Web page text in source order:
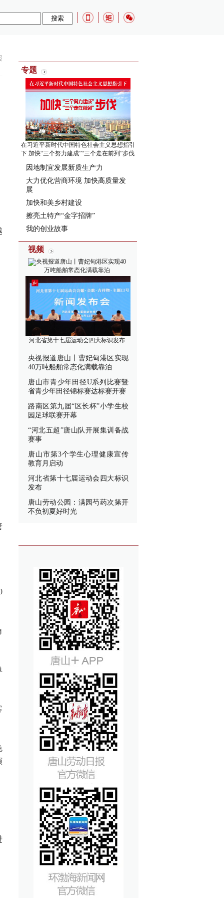
专题
在习近平新时代中国特色社会主义思想指引
下 加快“三个努力建成”“三个走在前列”步伐
因地制宜发展新质生产力
大力优化营商环境 加快高质量发
展
加快和美乡村建设
擦亮土特产“金字招牌”
我的创业故事
视频
央视报道唐山丨曹妃甸港区实现40
万吨船舶常态化满载靠泊
河北省第十七届运动会四大标识发布
央视报道唐山丨曹妃甸港区实现
40万吨船舶常态化满载靠泊
唐山市青少年田径U系列比赛暨
省青少年田径锦标赛达标赛开赛
路南区第九届“区长杯”小学生校
园足球联赛开幕
“河北五超”唐山队开展集训备战
赛事
唐山市第3个学生心理健康宣传
教育月启动
河北省第十七届运动会四大标识
发布
唐山劳动公园：满园芍药次第开
不负初夏好时光